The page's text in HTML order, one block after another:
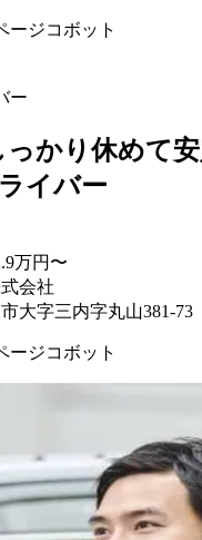
ージコボット
ー
かり休めて
イバー
万円〜
会社
大字三内字丸山381-73
ージコボット